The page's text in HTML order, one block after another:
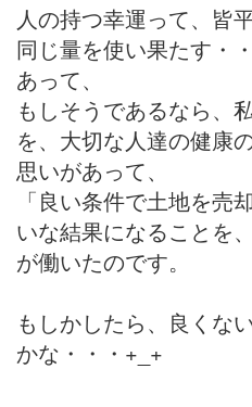
人の持つ幸運って、皆
同じ量を使い果たす・
あって、
もしそうであるなら、
を、大切な人達の健康
思いがあって、
「良い条件で土地を売
いな結果になることを
が働いたのです。
もしかしたら、良くな
かな・・・+_+